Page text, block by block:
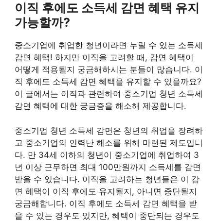
이직 후에도 소득세 감면 혜택 유지
가능할까?
중소기업에 취업한 청년이라면 누릴 수 있는 소득세
감면 혜택! 하지만 이직을 고려할 때, 감면 혜택이
어떻게 적용될지 궁금해하시는 분들이 많습니다. 이
직 후에도 소득세 감면 혜택을 유지할 수 있을까요?
이 글에서는 이직과 관련하여 중소기업 청년 소득세
감면 혜택에 대한 궁금증을 해소해 제공합니다.
중소기업 청년 소득세 감면은 청년의 취업을 장려하
고 중소기업의 인력난 해소를 위해 마련된 제도입니
다. 만 34세 이하의 청년이 중소기업에 취업하여 3
년 이상 근무하면 최대 100만원까지 소득세를 감면
받을 수 있습니다. 이직을 고려하는 청년들은 이 감
면 혜택이 이직 후에도 유지될지, 아니면 중단될지
궁금해합니다. 이직 후에도 소득세 감면 혜택을 받
을 수 있는 경우도 있지만, 혜택이 중단되는 경우도